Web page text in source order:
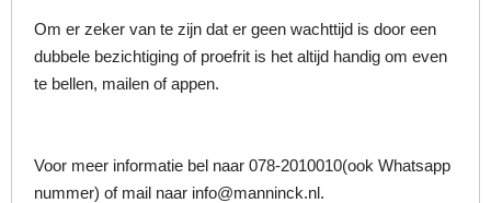
Om er zeker van te zijn dat er geen wachttijd is door een
dubbele bezichtiging of proefrit is het altijd handig om even
te bellen, mailen of appen.
Voor meer informatie bel naar 078-2010010(ook Whatsapp
nummer) of mail naar info@manninck.nl.